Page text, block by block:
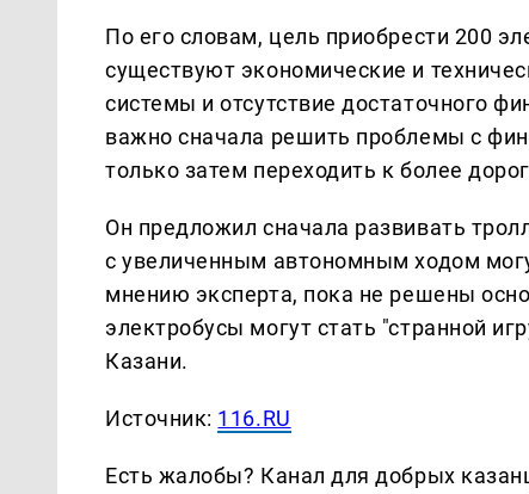
По его словам, цель приобрести 200
существуют экономические и
системы и отсутствие достаточного
важно сначала решить проблемы с
только затем переходить к более
Он предложил сначала развивать
с увеличенным автономным ходом
мнению эксперта, пока не решены
электробусы могут стать "странной
Казани.
Источник: 116.RU
Есть жалобы? Канал для добрых